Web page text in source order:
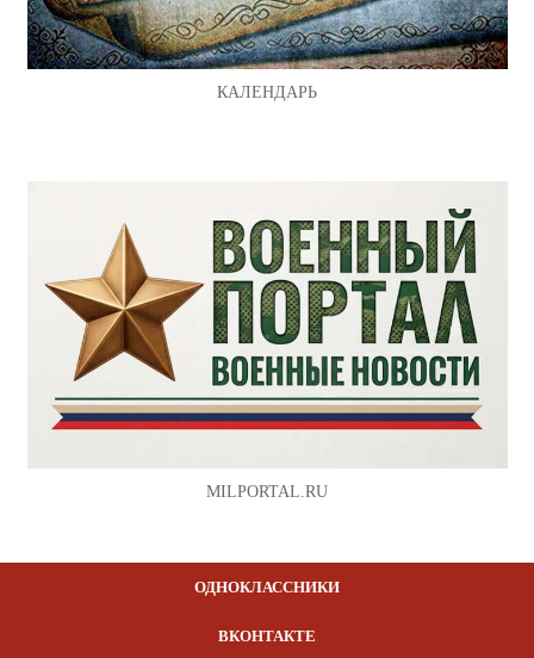
КАЛЕНДАРЬ
MILPORTAL.RU
ОДНОКЛАССНИКИ
ВКОНТАКТЕ